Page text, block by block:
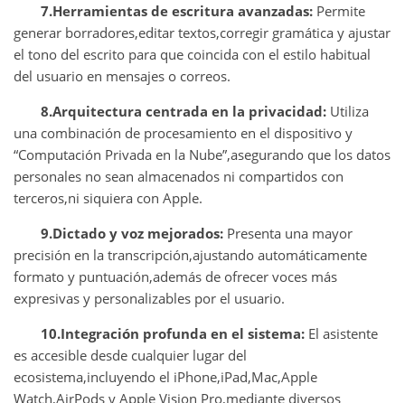
7.Herramientas de escritura avanzadas: Permite
generar borradores,editar textos,corregir gramática y ajustar
el tono del escrito para que coincida con el estilo habitual
del usuario en mensajes o correos.
8.Arquitectura centrada en la privacidad: Utiliza
una combinación de procesamiento en el dispositivo y
“Computación Privada en la Nube”,asegurando que los datos
personales no sean almacenados ni compartidos con
terceros,ni siquiera con Apple.
9.Dictado y voz mejorados: Presenta una mayor
precisión en la transcripción,ajustando automáticamente
formato y puntuación,además de ofrecer voces más
expresivas y personalizables por el usuario.
10.Integración profunda en el sistema: El asistente
es accesible desde cualquier lugar del
ecosistema,incluyendo el iPhone,iPad,Mac,Apple
Watch,AirPods y Apple Vision Pro,mediante diversos